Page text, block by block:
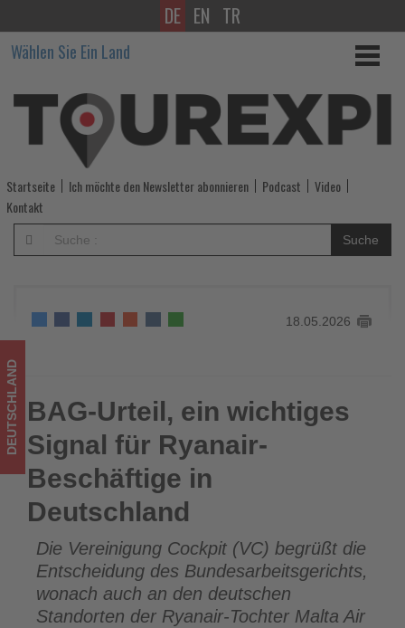
BAG-
Urteil,
ein
wichtiges
Signal
für
Ryanair-
Deutschland
-
Wissen,
was
im
Tourismus
los
ist!
DE EN TR
Wählen Sie Ein Land
Startseite Ich möchte den Newsletter abonnieren Podcast
Video
Kontakt
Suche
18.05.2026
BAG-Urteil, ein wichtiges Signal für Ryanair-Beschäftige in
Deutschland
DEUTSCHLAND BAG-Urteil, ein wichtiges
Signal für Ryanair-
Beschäftige in
Deutschland
Die Vereinigung Cockpit (VC) begrüßt die
Entscheidung des Bundesarbeitsgerichts,
wonach auch an den deutschen
Standorten der Ryanair-Tochter Malta Air